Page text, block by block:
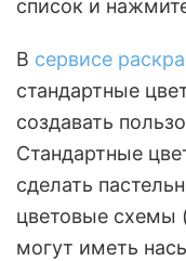
список и
В сервисе
стандартные
создавать
Стандартные
сделать
цветовые схемы
могут иметь